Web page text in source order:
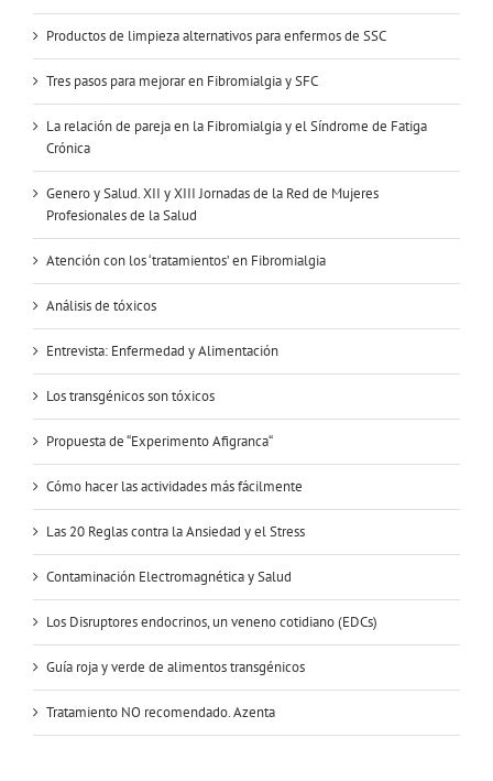
Productos de limpieza alternativos para enfermos de SSC
Tres pasos para mejorar en Fibromialgia y SFC
La relación de pareja en la Fibromialgia y el Síndrome de Fatiga
Crónica
Genero y Salud. XII y XIII Jornadas de la Red de Mujeres
Profesionales de la Salud
Atención con los ‘tratamientos’ en Fibromialgia
Análisis de tóxicos
Entrevista: Enfermedad y Alimentación
Los transgénicos son tóxicos
Propuesta de “Experimento Afigranca“
Cómo hacer las actividades más fácilmente
Las 20 Reglas contra la Ansiedad y el Stress
Contaminación Electromagnética y Salud
Los Disruptores endocrinos, un veneno cotidiano (EDCs)
Guía roja y verde de alimentos transgénicos
Tratamiento NO recomendado. Azenta